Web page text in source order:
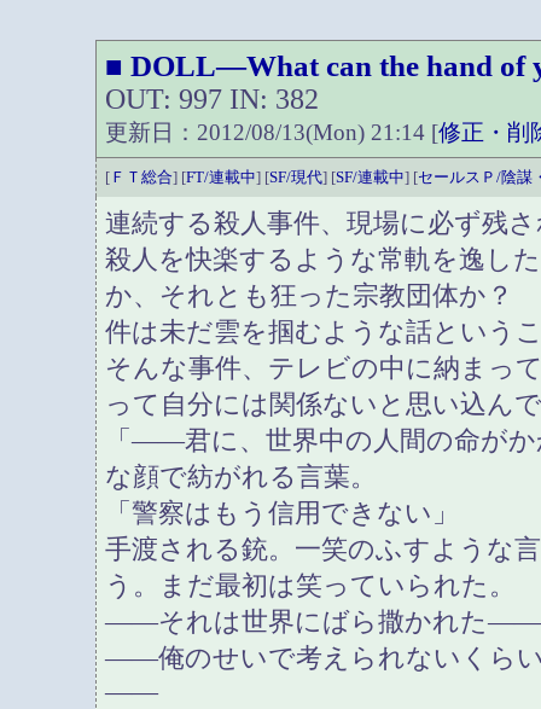
■ DOLL―What can the hand of
OUT: 997 IN: 382
更新日：2012/08/13(Mon) 21:14 [修正・削
[ ＦＴ総合] [FT/連載中] [SF/現代] [SF/連載中] [セールスＰ/陰謀
連続する殺人事件、現場に必ず残
殺人を快楽するような常軌を逸し
か、それとも狂った宗教団体か？
件は未だ雲を掴むような話という
そんな事件、テレビの中に納まっ
って自分には関係ないと思い込ん
「――君に、世界中の人間の命が
な顔で紡がれる言葉。
「警察はもう信用できない」
手渡される銃。一笑のふすよう
う。まだ最初は笑っていられた。
――それは世界にばら撒かれた――
――俺のせいで考えられないくら
――